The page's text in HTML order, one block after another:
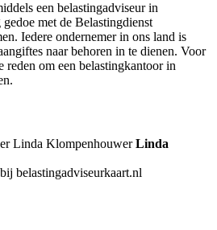
een belastingadviseur in
met de Belastingdienst
Iedere ondernemer in ons land is
naar behoren in te dienen. Voor
reden om een belastingkantoor in
Linda
belastingadviseurkaart.nl